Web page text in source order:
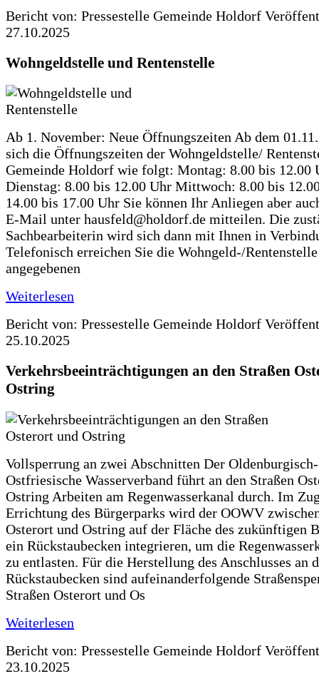
Bericht von: Pressestelle Gemeinde Holdorf
27.10.2025
Wohngeldstelle und Rentenstelle
Ab 1. November: Neue Öffnungszeiten Ab dem
sich die Öffnungszeiten der Wohngeldstelle/
Gemeinde Holdorf wie folgt: Montag: 8.00 bis 12.00
Dienstag: 8.00 bis 12.00 Uhr Mittwoch: 8.00 bis
14.00 bis 17.00 Uhr Sie können Ihr Anliegen aber
E-Mail unter hausfeld@holdorf.de mitteilen. Die
Sachbearbeiterin wird sich dann mit Ihnen in
Telefonisch erreichen Sie die Wohngeld-/
angegebenen
Weiterlesen
Bericht von: Pressestelle Gemeinde Holdorf
25.10.2025
Verkehrsbeeinträchtigungen an den Straßen
Ostring
Vollsperrung an zwei Abschnitten Der Oldenburgisch-
Ostfriesische Wasserverband führt an den Straßen
Ostring Arbeiten am Regenwasserkanal durch. Im
Errichtung des Bürgerparks wird der OOWV
Osterort und Ostring auf der Fläche des zukünftigen
ein Rückstaubecken integrieren, um die
zu entlasten. Für die Herstellung des Anschlusses an
Rückstaubecken sind aufeinanderfolgende
Straßen Osterort und Os
Weiterlesen
Bericht von: Pressestelle Gemeinde Holdorf
23.10.2025